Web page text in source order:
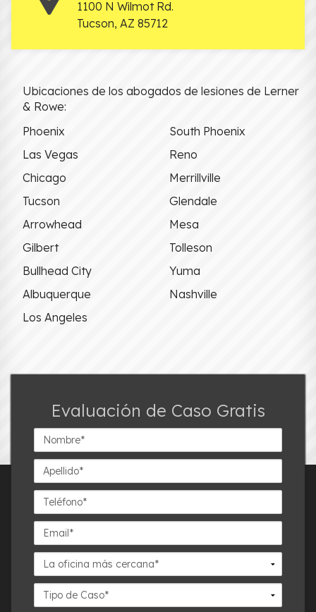
1100 N Wilmot Rd.
Tucson, AZ 85712
Ubicaciones de los abogados de lesiones de Lerner
& Rowe:
Phoenix
South Phoenix
Las Vegas
Reno
Chicago
Merrillville
Tucson
Glendale
Arrowhead
Mesa
Gilbert
Tolleson
Bullhead City
Yuma
Albuquerque
Nashville
Los Angeles
Evaluación de Caso Gratis
Nombre*
Apellido*
Teléfono*
Email*
La
oficina
más
cercana*
Detalles
del